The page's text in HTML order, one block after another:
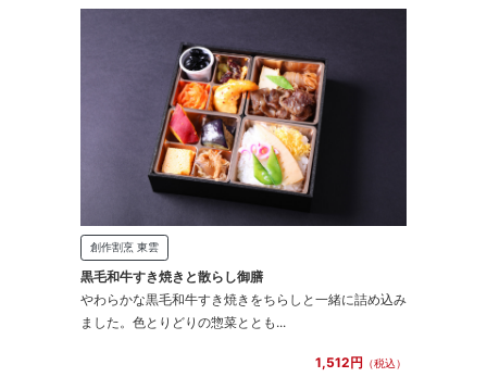
創作割烹 東雲
黒毛和牛すき焼きと散らし御膳
やわらかな黒毛和牛すき焼きをちらしと一緒に詰め込み
ました。色とりどりの惣菜ととも...
1,512円 （税込）